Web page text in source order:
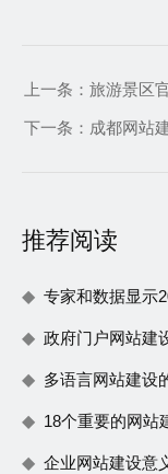
上一条： 旅游景区
下一条： 成都网站
推荐阅读
专家和数据显示
政府门户网站建
多语言网站建设
18个重要的网站
企业网站建设意